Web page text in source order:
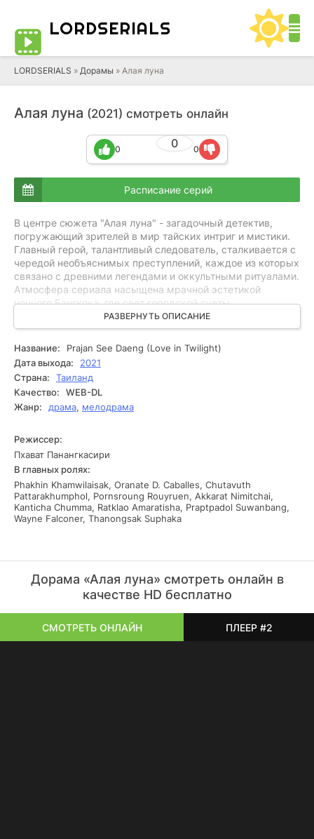
LORDSERIALS
LORDSERIALS » Дорамы » Алая луна
Алая луна (2021) смотреть онлайн
0
0 0
Расписание серий
В центре сюжета "Алая луна" - загадочный детектив,
погружающий зрителей в мир тайских интриг и мистики.
Главный герой, талантливый следователь, сталкивается с
чередой необъяснимых преступлений, каждое из которых
связано с древними легендами и оккультными ритуалами.
Атмосфера сериала насыщена мрачной эстетикой
ночного Бангкока, где свет городской суеты
контрастирует с тенями, скрывающими мрачные тайны
прошлого. Интрига нарастает с каждой новой уликой,
уводя зрителей по извилистым лабиринтам человеческой
души и раскрывая глубинные страхи. Внимание к деталям
и глубокий психологизм делают историю не просто
детективом, а настоящим путешествием в неизведанное.
РАЗВЕРНУТЬ ОПИСАНИЕ
Название:
Prajan See Daeng (Love in Twilight)
Дата выхода:
2021
Страна:
Таиланд
Качество:
WEB-DL
Жанр:
драма, мелодрама
Режиссер:
Пхават Панангкасири
В главных ролях:
Phakhin Khamwilaisak, Oranate D. Caballes, Chutavuth
Pattarakhumphol, Pornsroung Rouyruen, Akkarat Nimitchai,
Kanticha Chumma, Ratklao Amaratisha, Praptpadol Suwanbang,
Wayne Falconer, Thanongsak Suphaka
Дорама «Алая луна» смотреть онлайн в
качестве HD бесплатно
СМОТРЕТЬ ОНЛАЙН ПЛЕЕР #2